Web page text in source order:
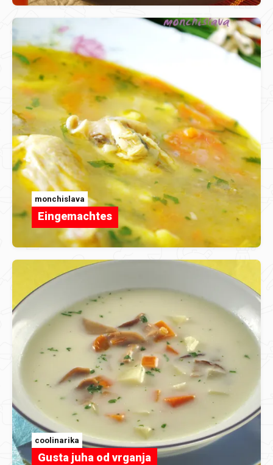
monchislava
Eingemachtes
coolinarika
Gusta juha od vrganja